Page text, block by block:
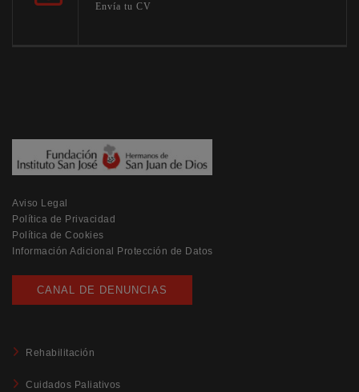
Envía tu CV
Aviso Legal
Política de Privacidad
Política de Cookies
Información Adicional Protección de Datos
CANAL DE DENUNCIAS
Rehabilitación
Cuidados Paliativos